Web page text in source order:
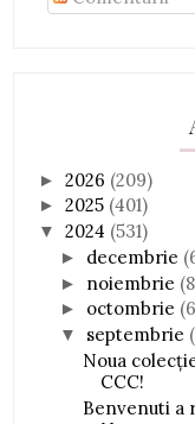
►2026 (209)
►2025 (401)
▼2024 (531)
► decembrie
► noiembrie
► octombrie
▼ septembrie
Noua
CCC!
Benvenuti a